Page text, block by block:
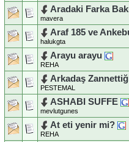
Aradaki Farka
mavera
Araf 185 ve
halukgta
Arayu arayu
REHA
Arkadaş
PESTEMAL
ASHABI SUFFE
mevlutgunes
At eti yenir mi?
REHA